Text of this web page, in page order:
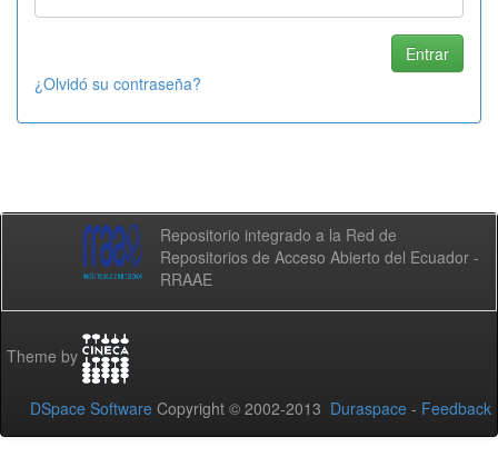
¿Olvidó su contraseña?
Repositorio integrado a la Red de
Repositorios de Acceso Abierto del Ecuador -
RRAAE
Theme by
DSpace Software Copyright © 2002-2013 Duraspace - Feedback